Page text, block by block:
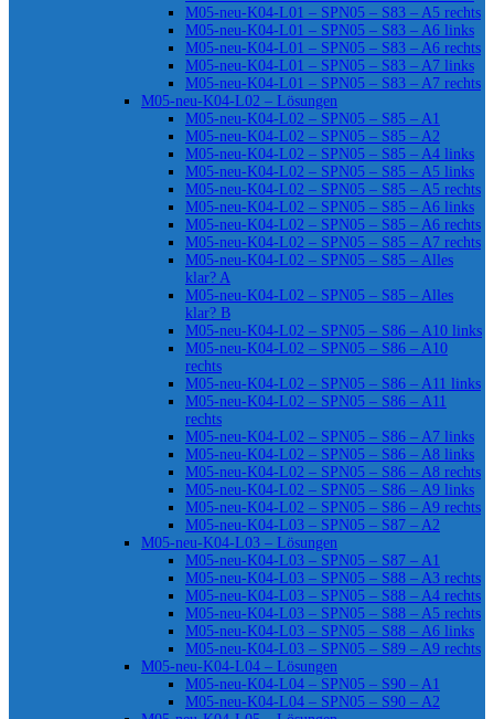
M05-neu-K04-L01 – SPN05 – S83 – A5 rechts
M05-neu-K04-L01 – SPN05 – S83 – A6 links
M05-neu-K04-L01 – SPN05 – S83 – A6 rechts
M05-neu-K04-L01 – SPN05 – S83 – A7 links
M05-neu-K04-L01 – SPN05 – S83 – A7 rechts
M05-neu-K04-L02 – Lösungen
M05-neu-K04-L02 – SPN05 – S85 – A1
M05-neu-K04-L02 – SPN05 – S85 – A2
M05-neu-K04-L02 – SPN05 – S85 – A4 links
M05-neu-K04-L02 – SPN05 – S85 – A5 links
M05-neu-K04-L02 – SPN05 – S85 – A5 rechts
M05-neu-K04-L02 – SPN05 – S85 – A6 links
M05-neu-K04-L02 – SPN05 – S85 – A6 rechts
M05-neu-K04-L02 – SPN05 – S85 – A7 rechts
M05-neu-K04-L02 – SPN05 – S85 – Alles
klar? A
M05-neu-K04-L02 – SPN05 – S85 – Alles
klar? B
M05-neu-K04-L02 – SPN05 – S86 – A10 links
M05-neu-K04-L02 – SPN05 – S86 – A10
rechts
M05-neu-K04-L02 – SPN05 – S86 – A11 links
M05-neu-K04-L02 – SPN05 – S86 – A11
rechts
M05-neu-K04-L02 – SPN05 – S86 – A7 links
M05-neu-K04-L02 – SPN05 – S86 – A8 links
M05-neu-K04-L02 – SPN05 – S86 – A8 rechts
M05-neu-K04-L02 – SPN05 – S86 – A9 links
M05-neu-K04-L02 – SPN05 – S86 – A9 rechts
M05-neu-K04-L03 – SPN05 – S87 – A2
M05-neu-K04-L03 – Lösungen
M05-neu-K04-L03 – SPN05 – S87 – A1
M05-neu-K04-L03 – SPN05 – S88 – A3 rechts
M05-neu-K04-L03 – SPN05 – S88 – A4 rechts
M05-neu-K04-L03 – SPN05 – S88 – A5 rechts
M05-neu-K04-L03 – SPN05 – S88 – A6 links
M05-neu-K04-L03 – SPN05 – S89 – A9 rechts
M05-neu-K04-L04 – Lösungen
M05-neu-K04-L04 – SPN05 – S90 – A1
M05-neu-K04-L04 – SPN05 – S90 – A2